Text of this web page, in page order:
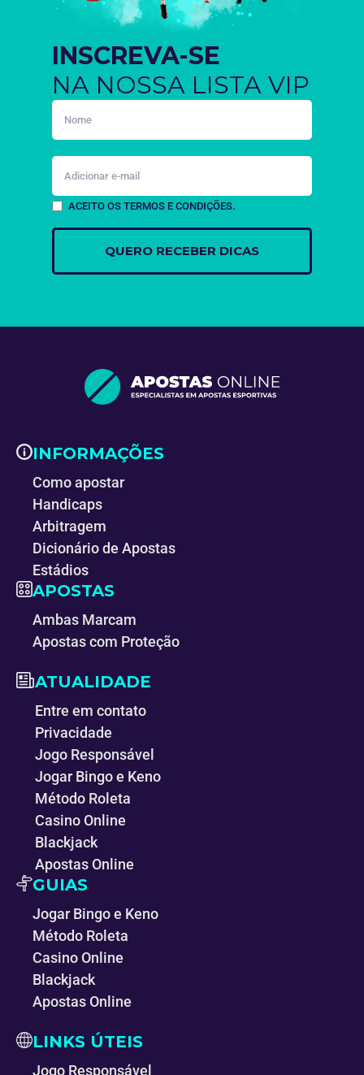
INSCREVA-SE
NA NOSSA LISTA VIP
ACEITO OS TERMOS E CONDIÇÕES.
INFORMAÇÕES
Como apostar
Handicaps
Arbitragem
Dicionário de Apostas
Estádios
APOSTAS
Ambas Marcam
Apostas com Proteção
ATUALIDADE
Entre em contato
Privacidade
Jogo Responsável
Jogar Bingo e Keno
Método Roleta
Casino Online
Blackjack
Apostas Online
GUIAS
Jogar Bingo e Keno
Método Roleta
Casino Online
Blackjack
Apostas Online
LINKS ÚTEIS
Jogo Responsável